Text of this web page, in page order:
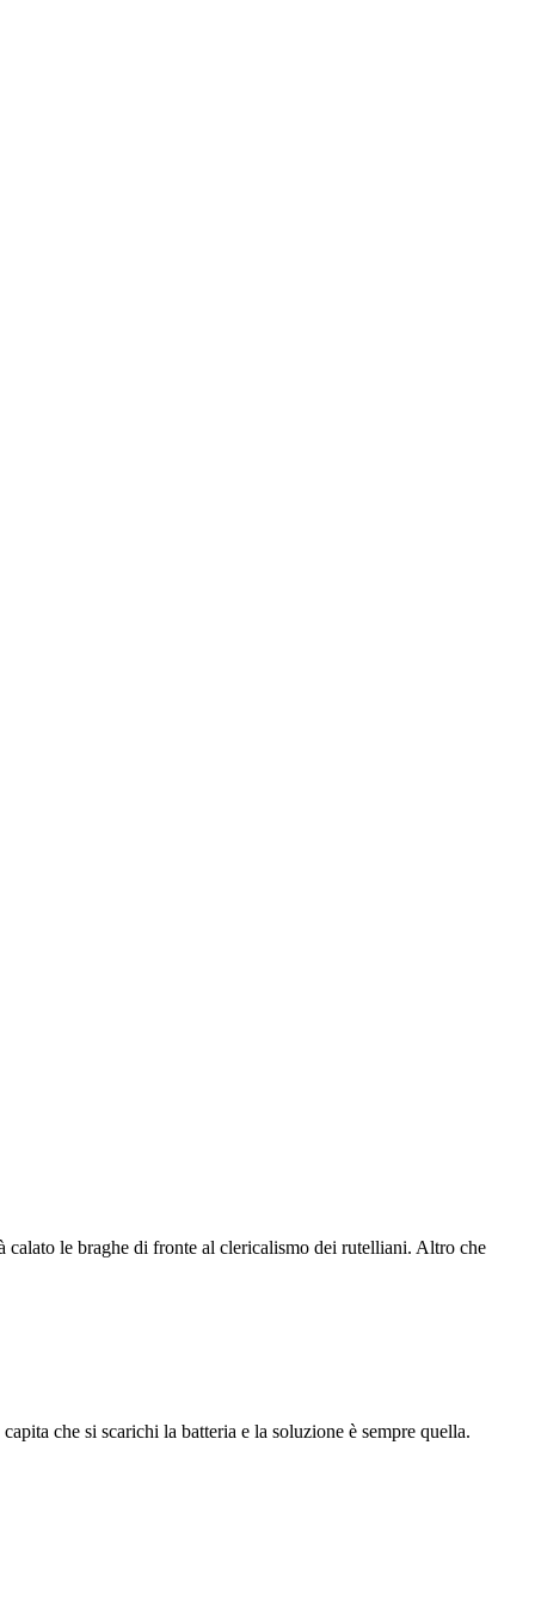
le braghe di fronte al clericalismo dei rutelliani. Altro che
che si scarichi la batteria e la soluzione è sempre quella.